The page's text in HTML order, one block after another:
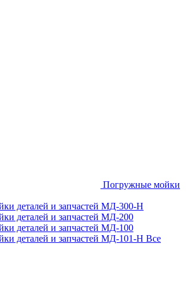
Погружные мойки
деталей и запчастей МД-300-H
деталей и запчастей МД-200
деталей и запчастей МД-100
деталей и запчастей МД-101-Н Все